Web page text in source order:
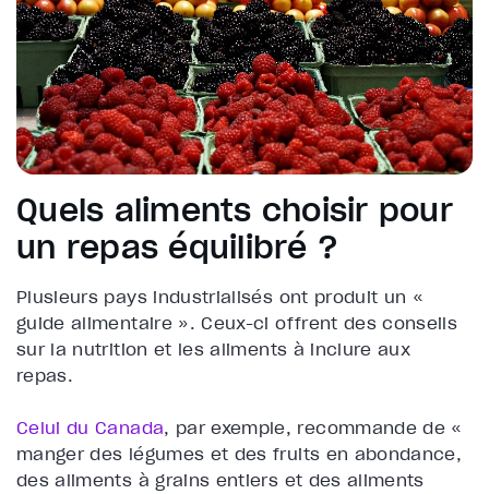
Quels aliments choisir pour
un repas équilibré ?
Plusieurs pays industrialisés ont produit un «
guide alimentaire ». Ceux-ci offrent des conseils
sur la nutrition et les aliments à inclure aux
repas.
Celui du Canada, par exemple, recommande de «
manger des légumes et des fruits en abondance,
des aliments à grains entiers et des aliments